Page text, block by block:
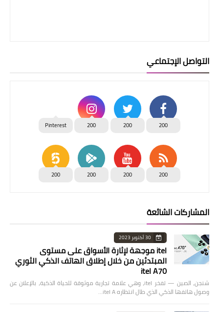
التواصل الإجتماعي
200
200
200
Pinterest
200
200
200
200
المشاركات الشائعة
30 أكتوبر 2023
itel موجهة لإثارة الأسواق على مستوى
المبتدئين من خلال إطلاق الهاتف الذكي الثوري
itel A70
شنجن، الصين — تفخر itel، وهي علامة تجارية موثوقة للحياة الذكية، بالإعلان عن
وصول هاتفها الذكي الذي طال انتظاره itel A…